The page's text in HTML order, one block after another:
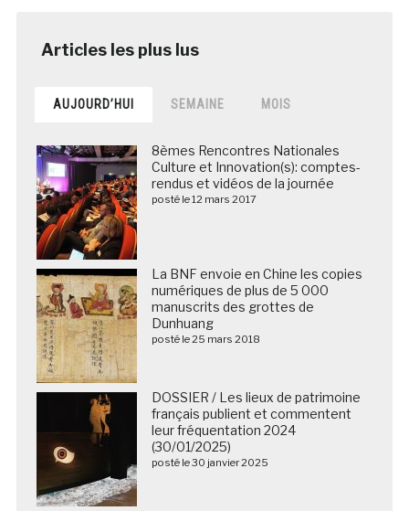
AUJOURD’HUI SEMAINE MOIS
8èmes Rencontres Nationales
Culture et Innovation(s): comptes-
rendus et vidéos de la journée
posté le 12 mars 2017
La BNF envoie en Chine les copies
numériques de plus de 5 000
manuscrits des grottes de
Dunhuang
posté le 25 mars 2018
DOSSIER / Les lieux de patrimoine
français publient et commentent
leur fréquentation 2024
(30/01/2025)
posté le 30 janvier 2025